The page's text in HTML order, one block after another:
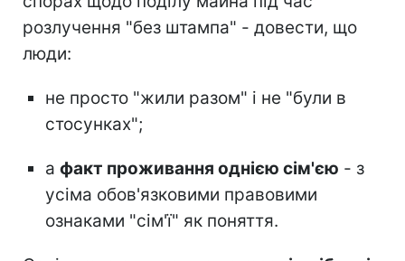
розлучення "без штампа" - довести, що
люди:
не просто "жили разом" і не "були в
стосунках";
а факт проживання однією сім'єю - з
усіма обов'язковими правовими
ознаками "сім'ї" як поняття.